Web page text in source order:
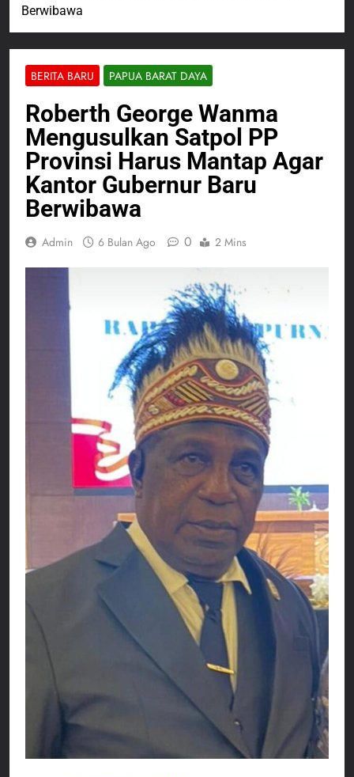
Berwibawa
BERITA BARU PAPUA BARAT DAYA
Roberth George Wanma
Mengusulkan Satpol PP
Provinsi Harus Mantap Agar
Kantor Gubernur Baru
Berwibawa
Admin 6 Bulan Ago 0 2 Mins